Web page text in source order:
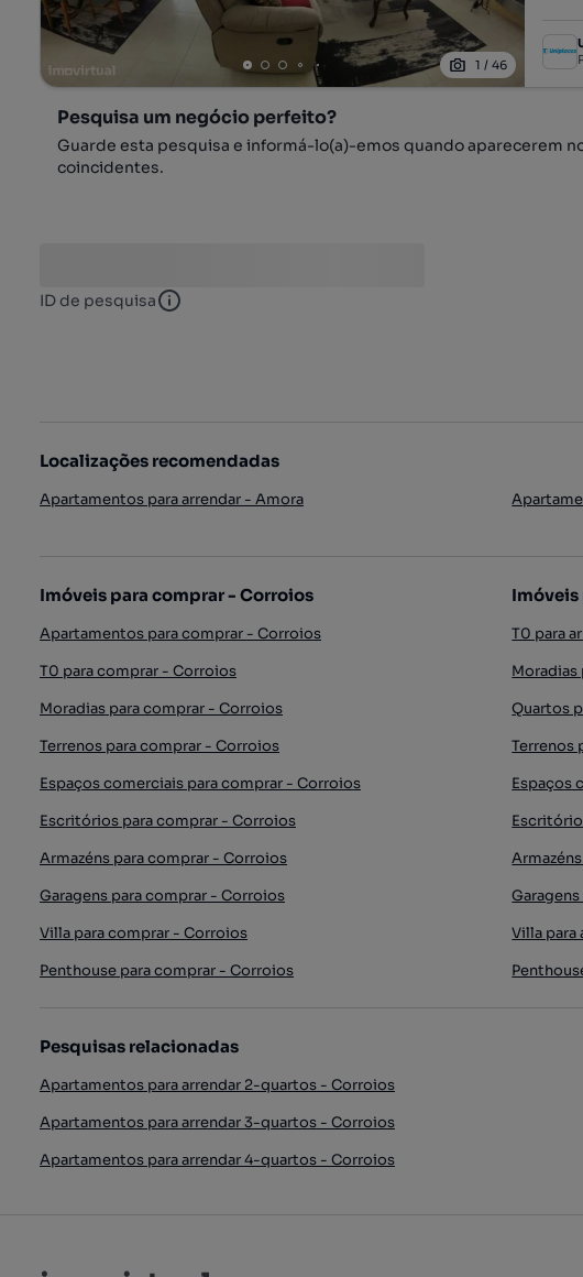
1 /46
Pesquisa um negócio perfeito?
Guarde esta pesquisa e informá-lo(a)-emos quando aparecerem
coincidentes.
ID de pesquisa ID de pesquisa
Localizações recomendadas
Apartamentos para arrendar - Amora
Imóveis para comprar - Corroios
Apartamentos para comprar - Corroios
T0 para comprar - Corroios
Moradias para comprar - Corroios
Terrenos para comprar - Corroios
Espaços comerciais para comprar - Corroios
Escritórios para comprar - Corroios
Armazéns para comprar - Corroios
Garagens para comprar - Corroios
Villa para comprar - Corroios
Penthouse para comprar - Corroios
Imóveis
T0 para
Moradias
Quartos
Terrenos
Espaços
Villa para
Pesquisas relacionadas
Apartamentos para arrendar 2-quartos - Corroios
Apartamentos para arrendar 3-quartos - Corroios
Apartamentos para arrendar 4-quartos - Corroios